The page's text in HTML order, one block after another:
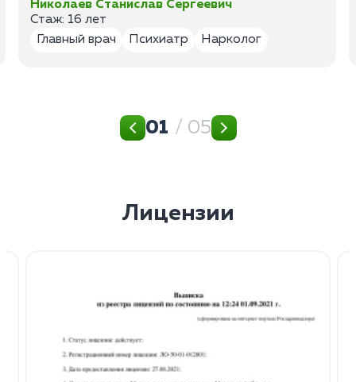
Николаев Станислав Сергеевич
Стаж: 16 лет
Главный врач
Психиатр Нарколог
01 / 05
Лицензии